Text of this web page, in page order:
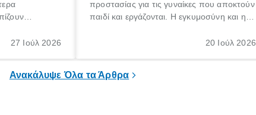
τι είναι»,
27 Ιούλ 2026
προστασίας για τις γυναίκες που αποκτούν
παιδί και εργάζονται. Η εγκυμοσύνη και η
σημαντική περίοδος στη ζωή κάθε20 Ιούλ 2026
Ανακάλυψε Όλα τα Άρθρα